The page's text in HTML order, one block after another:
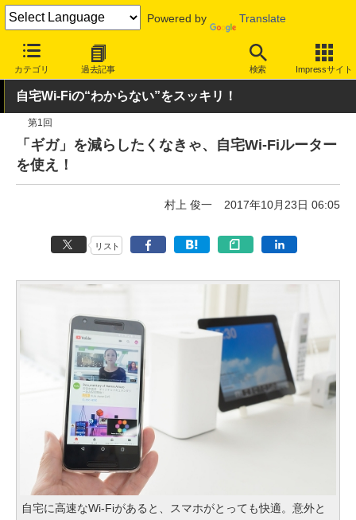
Powered by Translate
カテゴリ 過去記事 検索 Impressサイト
INTERNET Watch ハードウェア 無線LAN
自宅Wi-Fiの“わからない”をスッキリ！
第1回
「ギガ」を減らしたくなきゃ、自宅Wi-Fiルーター
を使え！
村上 俊一 2017年10月23日 06:05
リスト
自宅に高速なWi-Fiがあると、スマホがとっても快適。意外と